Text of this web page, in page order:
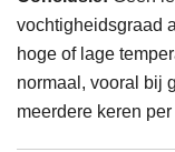
vochtigheidsgraad
hoge of lage
normaal, vooral bij
meerdere keren